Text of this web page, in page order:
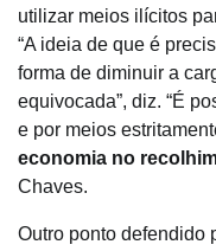
utilizar meios ilícitos
“A ideia de que é
forma de diminuir a
equivocada”, diz. “É
e por meios
economia no
Chaves.
Outro ponto defendido